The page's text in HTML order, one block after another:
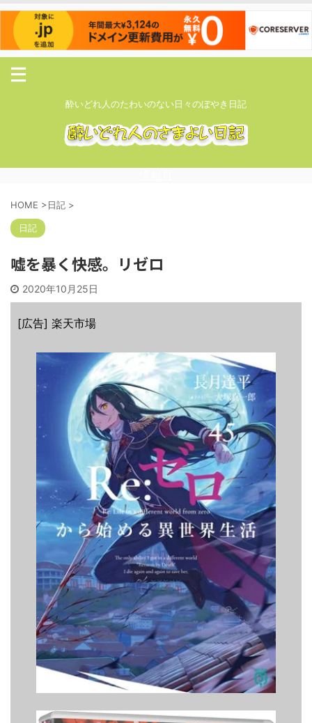
酔いどれ人のたわいのない日々のぼやき日記
HOME >日記 >
日記
嘘を暴く快感。リゼロ
2020年10月25日
[広告] 楽天市場